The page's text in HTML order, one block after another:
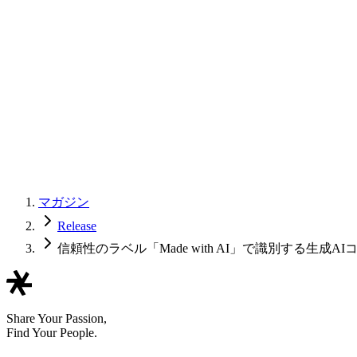
マガジン
Release
信頼性のラベル「Made with AI」で識別する生成AIコ
Share Your Passion,
Find Your People.